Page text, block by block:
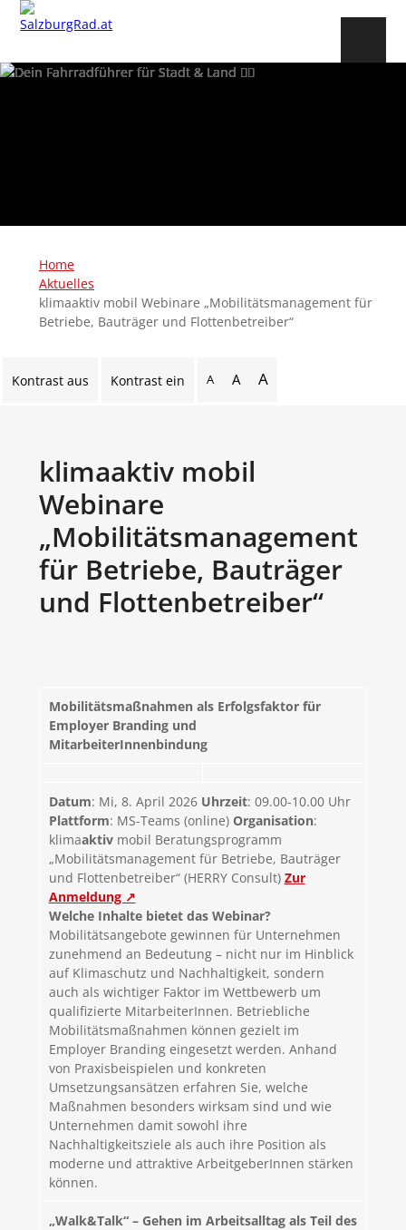
Home
Aktuelles
klimaaktiv mobil Webinare „Mobilitätsmanagement für
Betriebe, Bauträger und Flottenbetreiber“
Kontrast aus Kontrast ein A A A
klimaaktiv mobil
Webinare
„Mobilitätsmanagement
für Betriebe, Bauträger
und Flottenbetreiber“
Mobilitätsmaßnahmen als Erfolgsfaktor für
Employer Branding und
MitarbeiterInnenbindung
Datum: Mi, 8. April 2026 Uhrzeit: 09.00-10.00 Uhr
Plattform: MS-Teams (online) Organisation:
klimaaktivmobil Beratungsprogramm
„Mobilitätsmanagement für Betriebe, Bauträger
und Flottenbetreiber“ (HERRY Consult) Zur
Anmeldung ↗
Welche Inhalte bietet das Webinar?
Mobilitätsangebote gewinnen für Unternehmen
zunehmend an Bedeutung – nicht nur im Hinblick
auf Klimaschutz und Nachhaltigkeit, sondern
auch als wichtiger Faktor im Wettbewerb um
qualifizierte MitarbeiterInnen. Betriebliche
Mobilitätsmaßnahmen können gezielt im
Employer Branding eingesetzt werden. Anhand
von Praxisbeispielen und konkreten
Umsetzungsansätzen erfahren Sie, welche
Maßnahmen besonders wirksam sind und wie
Unternehmen damit sowohl ihre
Nachhaltigkeitsziele als auch ihre Position als
moderne und attraktive ArbeitgeberInnen stärken
können.
„Walk&Talk“ – Gehen im Arbeitsalltag als Teil des